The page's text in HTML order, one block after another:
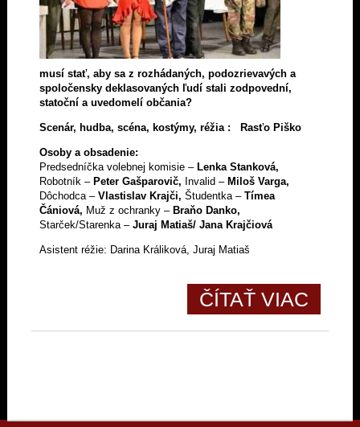
musí stať, aby sa z rozhádaných, podozrievavých a
spoločensky deklasovaných ľudí stali zodpovední,
statoční a uvedomelí občania?
Scenár, hudba, scéna, kostýmy, réžia : Rasťo Piško
Osoby a obsadenie:
Predsedníčka volebnej komisie – Lenka Stanková,
Robotník – Peter Gašparovič, Invalid – Miloš Varga,
Dôchodca – Vlastislav Krajči, Študentka – Tímea
Čániová, Muž z ochranky – Braňo Danko,
Starček/Starenka – Juraj Matiaš/ Jana Krajčiová
Asistent réžie: Darina Králiková, Juraj Matiaš
ČÍTAŤ VIAC